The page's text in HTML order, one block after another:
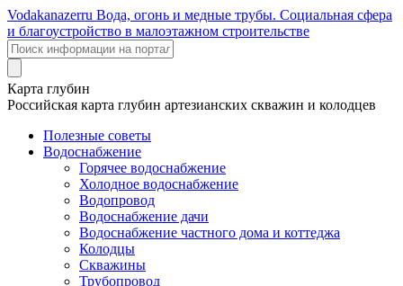
Vodakanazerru Вода, огонь и медные трубы. Социальная сфера
и благоустройство в малоэтажном строительстве
Карта глубин
Российская карта глубин артезианских скважин и колодцев
Полезные советы
Водоснабжение
Горячее водоснабжение
Холодное водоснабжение
Водопровод
Водоснабжение дачи
Водоснабжение частного дома и коттеджа
Колодцы
Скважины
Трубопровод